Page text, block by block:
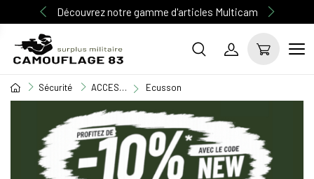
Découvrez notre gamme d'articles Multicam
Sécurité ACCESSOIRE SECURITE Ecusson